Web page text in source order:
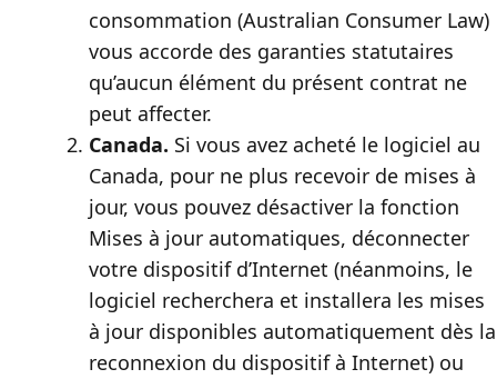
consommation (Australian Consumer Law)
vous accorde des garanties statutaires
qu’aucun élément du présent contrat ne
peut affecter.
Canada. Si vous avez acheté le logiciel au
Canada, pour ne plus recevoir de mises à
jour, vous pouvez désactiver la fonction
Mises à jour automatiques, déconnecter
votre dispositif d’Internet (néanmoins, le
logiciel recherchera et installera les mises
à jour disponibles automatiquement dès la
reconnexion du dispositif à Internet) ou